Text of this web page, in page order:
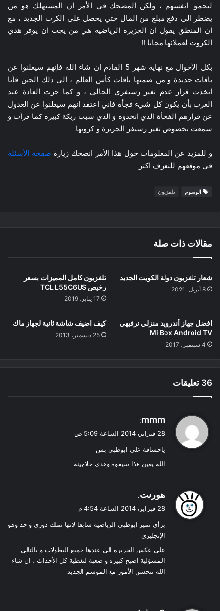
ليحموا انفسهم ، ولكن المضحك في الأمر ان المستهلك هو من
يضطر الى دفع مبلغ من المال حتي يحصل على الكرت الجديد ، مع
ان المنطق يقول ان الجزيرة الرياضية هي من يجب ان يوفر هذي
الكروت لعملائها مجانا !!
بكل الأحوال مع نهاية شهر 5 القادم ان شاء الله فإنهم سيعلنوا عن
باقات جديدة و من ضمنها باقات كأس العالم ، الى ذلك الحين فأنا
اتخذت قرار عدم تغير رسيفري الحالي ، و كما جرت العادة عند
العرب بأن يكون كل شيء فجأة فإني اعتقد انهم سيعلنوا عن العدول
عن قرارهم الفجأة الذي اتخذوه و الذي سبب ربكة كبيره كما قرأت و
سمعت بخصوص تغير رسيفر الجزيرة و كروتها
و للمزيد عن المعلومات حول هذا الأمر انصحك زيارة صفحة الأسئلة
في موقعهم للتعرف اكثر
الوسوم تلفزيون
مقالات ذات صلة
شعار تلفزيون دولة الكويت الجديد
8 أبريل، 2021
تلفزيون كامل المميزات بسعر
رخيص TCL L55C6US
17 يناير، 2019
افضل جهاز أندرويد منزلي ترفيهي
Mi Box Android TV
4 سبتمبر، 2017
كيف اضيف شاشة ثانية لجهاز ماك
25 ديسمبر، 2013
‫36 تعليقات
ي
ل
mmm
:
28 فبراير، 2014 الساعة 5:09 ص
ياحسافة على ابوظبي بس
الله يعين هذا سيفوه وهذي خلاجينه
ل
هورنت:
28 فبراير، 2014 الساعة 4:54 م
برأي تميز ابوظبي الرياضية سابقا لانها تملك دوري واحد وهو
الإنجليزي
على عكس الجزيرة الي عندها جميع البطولات و بالتالي
المسؤلية اصبح كبيره و صعبة لتغطية كل الأحداث ، ان شاء
الله تتحسن الأمور مع الموسم الجديد